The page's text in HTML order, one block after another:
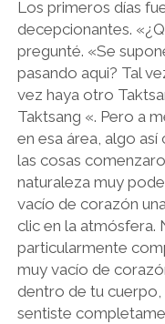
Los primeros días
decepcionantes.
pregunté. «Se
pasando aqui? Tal
vez haya otro
Taktsang «. Pero a
en esa área, algo así
las cosas
naturaleza muy
vacío de corazón
clic en la atmósfera.
particularmente
muy vacío de
dentro de tu cuerpo,
sentiste